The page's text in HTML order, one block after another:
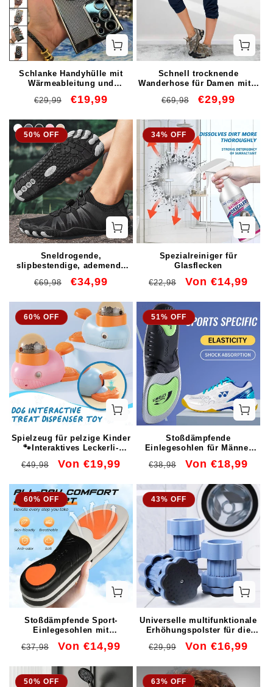
Schlanke Handyhülle mit
Wärmeableitung und
für Samsung S24-21, Note20
Normaler
€29,99 Verkaufspreis
€19,99
Schnell trocknende
Wanderhose für Damen mit 5
Normaler
€69,98 Verkaufspreis
€29,99
50% OFF
Sneldrogende,
slipbestendige, ademende
Normaler
€69,98 Verkaufspreis
€34,99
34% OFF
Spezialreiniger für
Glasflecken
Normaler
€22,98 Verkaufspreis
Von €14,99
60% OFF
Spielzeug für pelzige Kinder
🐾Interaktives Leckerli-
Normaler
€49,98 Verkaufspreis
Von €19,99
51% OFF
Stoßdämpfende
Einlegesohlen für Männer
Normaler
€38,98 Verkaufspreis
Von €18,99
60% OFF
Stoßdämpfende Sport-
Einlegesohlen mit
Normaler
€37,98 Verkaufspreis
Von €14,99
43% OFF
Universelle multifunktionale
Erhöhungspolster für die
Normaler
€29,99 Verkaufspreis
Von €16,99
50% OFF 63% OFF